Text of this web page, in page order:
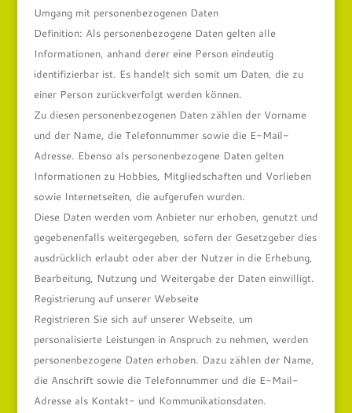
Umgang mit personenbezogenen Daten
Definition: Als personenbezogene Daten gelten alle
Informationen, anhand derer eine Person eindeutig
identifizierbar ist. Es handelt sich somit um Daten, die zu
einer Person zurückverfolgt werden können.
Zu diesen personenbezogenen Daten zählen der Vorname
und der Name, die Telefonnummer sowie die E-Mail-
Adresse. Ebenso als personenbezogene Daten gelten
Informationen zu Hobbies, Mitgliedschaften und Vorlieben
sowie Internetseiten, die aufgerufen wurden.
Diese Daten werden vom Anbieter nur erhoben, genutzt und
gegebenenfalls weitergegeben, sofern der Gesetzgeber dies
ausdrücklich erlaubt oder aber der Nutzer in die Erhebung,
Bearbeitung, Nutzung und Weitergabe der Daten einwilligt.
Registrierung auf unserer Webseite
Registrieren Sie sich auf unserer Webseite, um
personalisierte Leistungen in Anspruch zu nehmen, werden
personenbezogene Daten erhoben. Dazu zählen der Name,
die Anschrift sowie die Telefonnummer und die E-Mail-
Adresse als Kontakt- und Kommunikationsdaten.